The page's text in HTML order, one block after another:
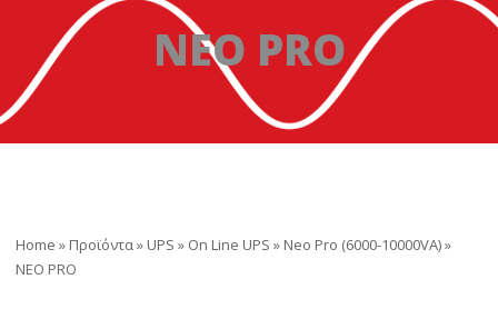
NEO PRO
Home » Προϊόντα» UPS » On Line UPS » Neo Pro (6000-10000VA)»
NEO PRO